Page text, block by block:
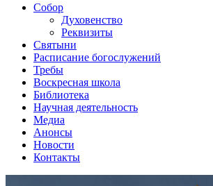
Собор
Духовенство
Реквизиты
Святыни
Расписание богослужений
Требы
Воскресная школа
Библиотека
Научная деятельность
Медиа
Анонсы
Новости
Контакты